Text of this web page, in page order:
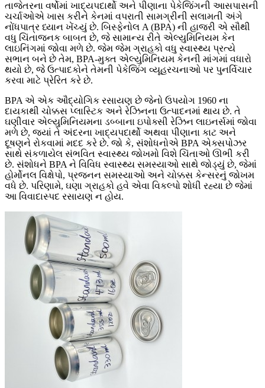
તાજેતરના વર્ષોમાં ખાદ્યપદાર્થો અને પીણાના પેકેજિંગની આસપાસની
ચર્ચાઓએ ખાસ કરીને કેનમાં વપરાતી સામગ્રીની સલામતી અંગે
નોંધપાત્ર ધ્યાન ખેંચ્યું છે. બિસ્ફેનોલ A (BPA) ની હાજરી એ સૌથી
વધુ ચિંતાજનક બાબત છે, જે સામાન્ય રીતે એલ્યુમિનિયમ કેન
લાઇનિંગમાં જોવા મળે છે. જેમ જેમ ગ્રાહકો વધુ સ્વાસ્થ્ય પ્રત્યે
સભાન બને છે તેમ, BPA-મુક્ત એલ્યુમિનિયમ કેનની માંગમાં વધારો
થયો છે, જે ઉત્પાદકોને તેમની પેકેજિંગ વ્યૂહરચનાઓ પર પુનર્વિચાર
કરવા માટે પ્રેરિત કરે છે.
BPA એ એક ઔદ્યોગિક રસાયણ છે જેનો ઉપયોગ 1960 ના
દાયકાથી ચોક્કસ પ્લાસ્ટિક અને રેઝિનના ઉત્પાદનમાં થાય છે. તે
ઘણીવાર એલ્યુમિનિયમના ડબ્બાના ઇપોક્સી રેઝિન લાઇનર્સમાં જોવા
મળે છે, જ્યાં તે અંદરના ખાદ્યપદાર્થો અથવા પીણાના કાટ અને
દૂષણને રોકવામાં મદદ કરે છે. જો કે, સંશોધનોએ BPA એક્સપોઝર
સાથે સંકળાયેલ સંભવિત સ્વાસ્થ્ય જોખમો વિશે ચિંતાઓ ઊભી કરી
છે. સંશોધને BPA ને વિવિધ સ્વાસ્થ્ય સમસ્યાઓ સાથે જોડ્યું છે, જેમાં
હોર્મોનલ વિક્ષેપો, પ્રજનન સમસ્યાઓ અને ચોક્કસ કેન્સરનું જોખમ
વધે છે. પરિણામે, ઘણા ગ્રાહકો હવે એવા વિકલ્પો શોધી રહ્યા છે જેમાં
આ વિવાદાસ્પદ રસાયણ ન હોય.